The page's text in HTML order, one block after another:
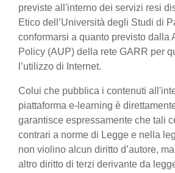
previste all'interno dei servizi resi
Etico dell’Università degli Studi di
conformarsi a quanto previsto dalla
Policy (AUP) della rete GARR per
l’utilizzo di Internet.
Colui che pubblica i contenuti
piattaforma e-learning è
garantisce espressamente che tali
contrari a norme di Legge e nella
non violino alcun diritto d’autore,
altro diritto di terzi derivante da